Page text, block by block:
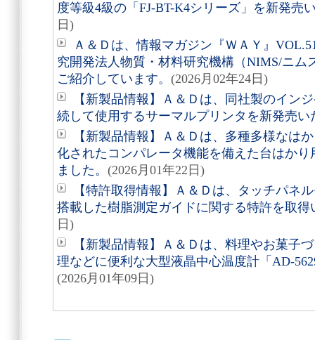
度等級4級の「FJ-BT-K4シリーズ」を新発売
日)
Ａ＆Ｄは、情報マガジン『ＷＡＹ』
究開発法人物質・材料研究機構（NIMS/ニム
ご紹介しています。 (2026月02年24日)
【新製品情報】Ａ＆Ｄは、同社製のイン
続して使用するサーマルプリンタを新発売い
【新製品情報】Ａ＆Ｄは、多種多様なは
化されたコンパレータ機能を備えた台はか
ました。 (2026月01年22日)
【特許取得情報】Ａ＆Ｄは、タッチパネ
搭載した樹脂測定ガイドに関する特許を取得
日)
【新製品情報】Ａ＆Ｄは、料理やお菓子
理などに便利な大型液晶中心温度計「AD-
(2026月01年09日)